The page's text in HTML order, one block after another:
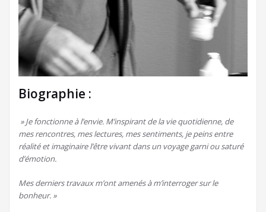
Biographie :
» Je fonctionne à l’envie. M’inspirant de la vie quotidienne, de
mes rencontres, mes lectures, mes sentiments, je peins entre
réalité et imaginaire l’être vivant dans un voyage garni ou saturé
d’émotion.
Mes derniers travaux m’ont amenés à m’interroger sur le
bonheur. »